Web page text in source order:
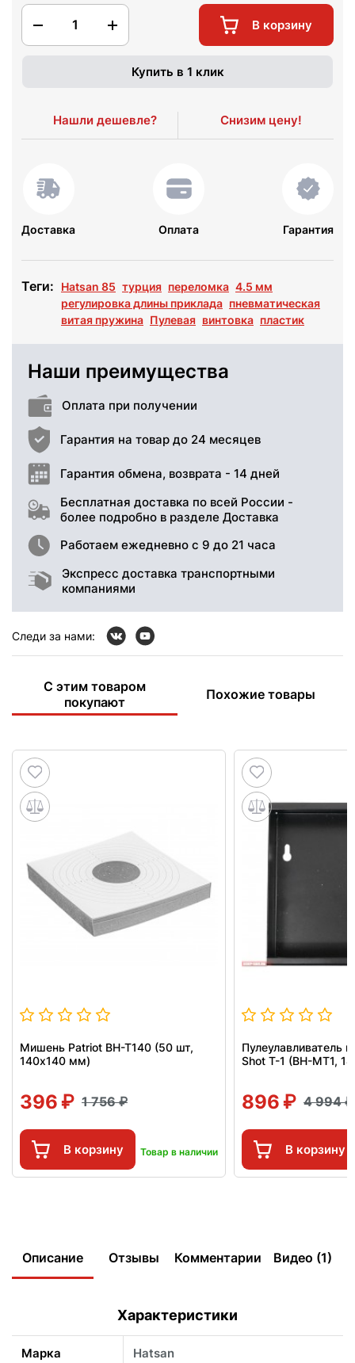
1 В корзину
Купить в 1 клик
Нашли дешевле? Снизим цену!
Доставка Оплата Гарантия
Теги: Hatsan 85 турция переломка 4.5 мм
регулировка длины приклада пневматическая
витая пружина Пулевая винтовка пластик
Наши преимущества
Оплата при получении
Гарантия на товар до 24 месяцев
Гарантия обмена, возврата - 14 дней
Бесплатная доставка по всей России -
более подробно в разделе Доставка
Работаем ежедневно с 9 до 21 часа
Экспресс доставка транспортными
компаниями
Следи за нами:
С этим товаром
покупают
Похожие товары
Мишень Patriot BH-T140 (50 шт,
140x140 мм)
396 1 756
В корзину Товар в наличии
Пулеулавливатель
Shot T-1 (BH-MT1,
896 4 994
В корзину
Описание Отзывы Комментарии Видео (1)
Характеристики
Марка Hatsan